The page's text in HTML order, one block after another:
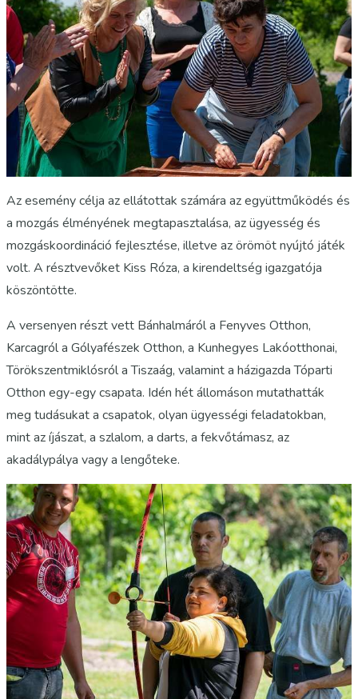
Az esemény célja az ellátottak számára az együttműködés és
a mozgás élményének megtapasztalása, az ügyesség és
mozgáskoordináció fejlesztése, illetve az örömöt nyújtó játék
volt. A résztvevőket Kiss Róza, a kirendeltség igazgatója
köszöntötte.
A versenyen részt vett Bánhalmáról a Fenyves Otthon,
Karcagról a Gólyafészek Otthon, a Kunhegyes Lakóotthonai,
Törökszentmiklósról a Tiszaág, valamint a házigazda Tóparti
Otthon egy-egy csapata. Idén hét állomáson mutathatták
meg tudásukat a csapatok, olyan ügyességi feladatokban,
mint az íjászat, a szlalom, a darts, a fekvőtámasz, az
akadálypálya vagy a lengőteke.